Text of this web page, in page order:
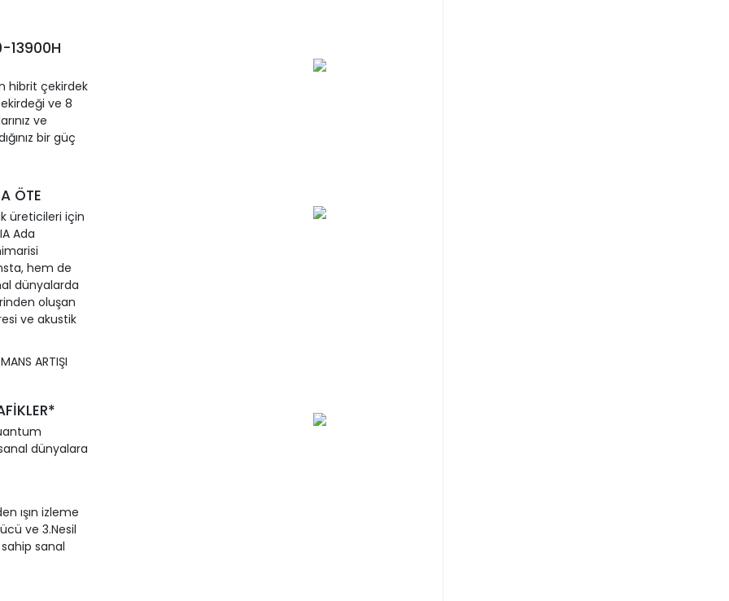
13900H
hibrit çekirdek
ve 8
ve
bir güç
ÖTE
üreticileri için
Ada
hem de
dünyalarda
oluşan
ve akustik
ARTIŞI
dünyalara
ışın izleme
ve 3.Nesil
sanal